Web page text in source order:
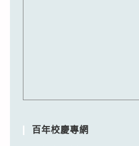
百年校慶專網